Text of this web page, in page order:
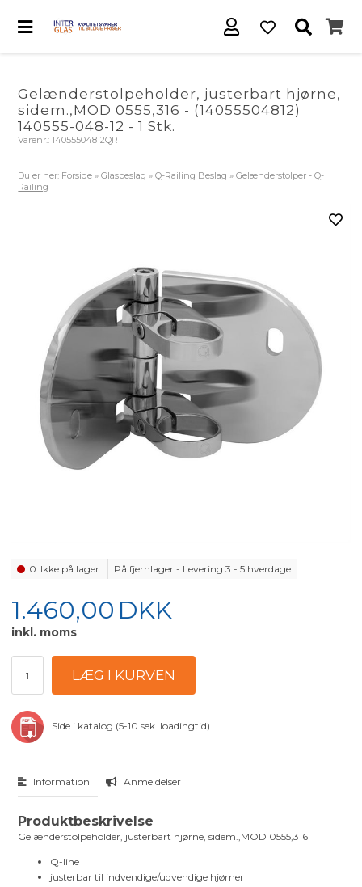
Gelænderstolpeholder, justerbart hjørne,
sidem.,MOD 0555,316 - (14055504812)
140555-048-12 - 1 Stk.
Varenr.:14055504812QR
Du er her: Forside »Glasbeslag »Q-Railing Beslag »Gelænderstolper - Q-
Railing
0 Ikke på lager På fjernlager - Levering 3 - 5 hverdage
1.460,00 DKK
inkl. moms
Side i katalog (5-10 sek. loadingtid)
Information Anmeldelser
Produktbeskrivelse
Gelænderstolpeholder, justerbart hjørne, sidem.,MOD 0555,316
Q-line
justerbar til indvendige/udvendige hjørner